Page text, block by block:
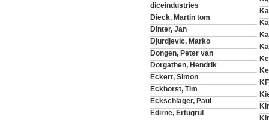
diceindustries
Dieck, Martin tom
Dinter, Jan
Djurdjevic, Marko
Dongen, Peter van
Dorgathen, Hendrik
Eckert, Simon
Eckhorst, Tim
Eckschlager, Paul
Edirne, Ertugrul